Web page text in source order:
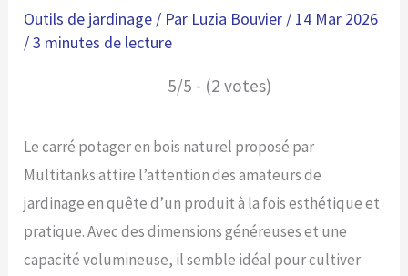
Outils de jardinage / Par Luzia Bouvier / 14 Mar 2026
/3 minutes de lecture
5/5 - (2 votes)
Le carré potager en bois naturel proposé par
Multitanks attire l’attention des amateurs de
jardinage en quête d’un produit à la fois esthétique et
pratique. Avec des dimensions généreuses et une
capacité volumineuse, il semble idéal pour cultiver